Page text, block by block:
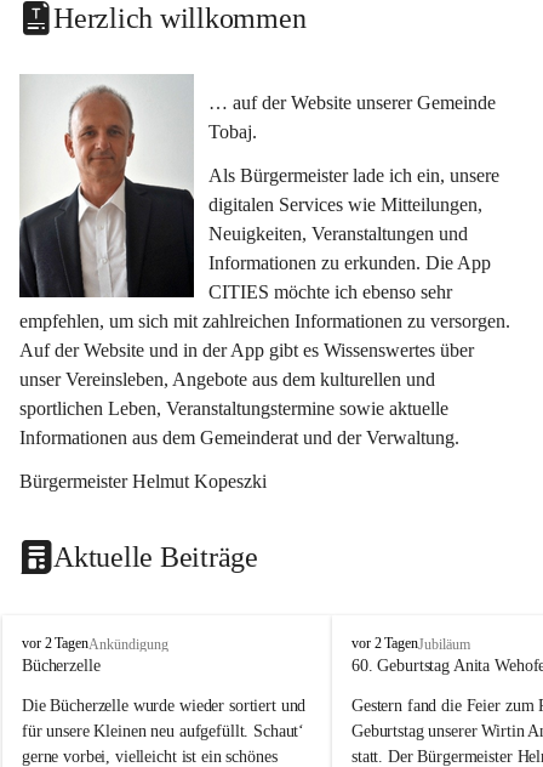
Herzlich willkommen
… auf der Website unserer Gemeinde
Tobaj.
Als Bürgermeister lade ich ein, unsere
digitalen Services wie Mitteilungen,
Neuigkeiten, Veranstaltungen und
Informationen zu erkunden. Die App
CITIES möchte ich ebenso sehr
empfehlen, um sich mit zahlreichen Informationen zu versorgen.
Auf der Website und in der App gibt es Wissenswertes über
unser Vereinsleben, Angebote aus dem kulturellen und
sportlichen Leben, Veranstaltungstermine sowie aktuelle
Informationen aus dem Gemeinderat und der Verwaltung.
Bürgermeister Helmut Kopeszki
Aktuelle Beiträge
T
o
a
j
vor 2 TagenAnkündigung
Bücherzelle
Die Bücherzelle wurde wieder sortiert und
für unsere Kleinen neu aufgefüllt. Schaut‘
gerne vorbei, vielleicht ist ein schönes
T
o
a
j
vor 2 TagenJubiläum
60. Geburtstag Anita
Gestern fand die Feier zum
Geburtstag unserer Wirtin
statt. Der Bürgermeister